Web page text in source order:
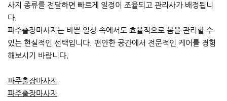
사지 종류를 전달하면 빠르게 일정이 조율되고 관리사가 배정됩니
다.
파주출장마사지는 바쁜 일상 속에서도 효율적으로 몸을 관리할 수
있는 현실적인 선택입니다. 편안한 공간에서 전문적인 케어를 경험
해보시기 바랍니다.
파주출장마사지
파주출장마사지